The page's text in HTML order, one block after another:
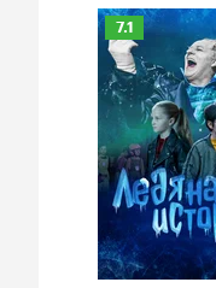
Рейтинг
Кинопоиска
7.1
7.1